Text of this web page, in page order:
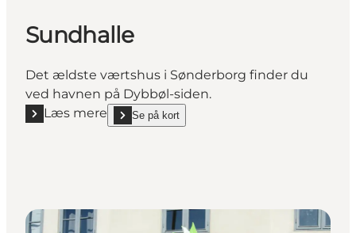
Sundhalle
Det ældste værtshus i Sønderborg finder du
ved havnen på Dybbøl-siden.
Læs mere
Læs mere "Sundhalle"
Se på kort
show Sundhalle on_map